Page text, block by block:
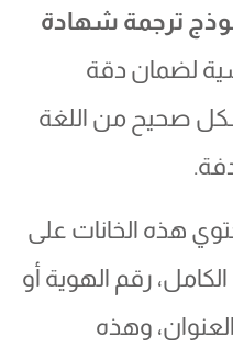
ترجمة شهادة
لضمان دقة
صحيح من اللغة
هذه الخانات على
رقم الهوية أو
وهذه